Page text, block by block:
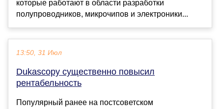
которые работают в области разработки
полупроводников, микрочипов и электроники...
13:50, 31 Июл
Dukascopy существенно повысил
рентабельность
Популярный ранее на постсоветском